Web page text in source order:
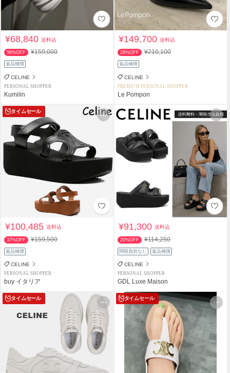
¥68,840送料込
56%OFF ¥159,000
返品補償
CELINE
PERSONAL SHOPPER
Kumilin
¥149,700送料込
28%OFF ¥210,100
返品補償
CELINE
PREMIUM PERSONAL SHOPPER
Le Pompon
タイムセール
¥100,485送料込
37%OFF ¥159,500
返品補償
CELINE
PERSONAL SHOPPER
buy イタリア
¥91,300送料込
20%OFF ¥114,250
関税負担なし 返品補償
CELINE
PERSONAL SHOPPER
GDL Luxe Maison
タイムセール タイムセール